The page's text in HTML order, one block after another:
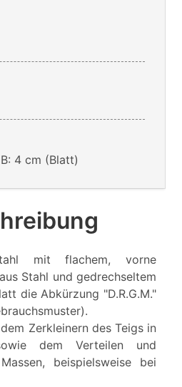
4 cm (Blatt)
mit flachem, vorne
Stahl und gedrechseltem
die Abkürzung "D.R.G.M."
Zerkleinern des Teigs in
dem Verteilen und
beispielsweise bei